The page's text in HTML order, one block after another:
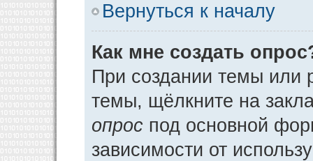
Вернуться к началу
Как мне создать
При создании темы или
темы, щёлкните на
опрос под основной
зависимости от